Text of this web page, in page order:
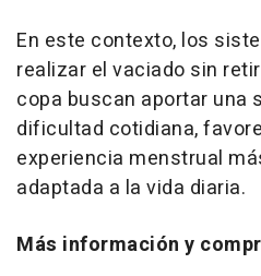
En este contexto, los
realizar el vaciado sin
copa buscan aportar una
dificultad cotidiana,
experiencia menstrual
adaptada a la vida diaria.
Más información y